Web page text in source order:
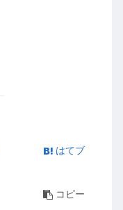
はてブ
コピー